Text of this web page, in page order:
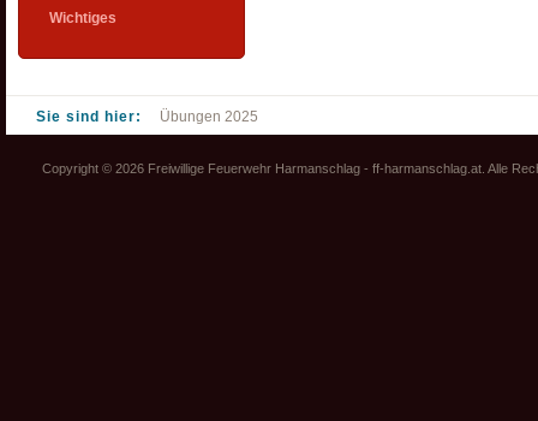
Wichtiges
Sie sind hier: Übungen 2025
Copyright © 2026 Freiwillige Feuerwehr Harmanschlag - ff-harmanschlag.at. Alle